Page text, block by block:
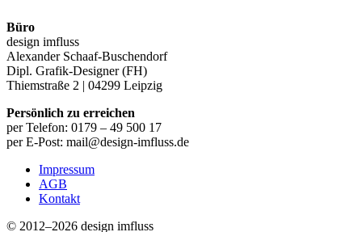
Büro
design imfluss
Alexander Schaaf-Buschendorf
Dipl. Grafik-Designer (FH)
Thiemstraße 2 | 04299 Leipzig
Persönlich zu erreichen
per Telefon: 0179 – 49 500 17
per E-Post: mail@design-imfluss.de
Impressum
AGB
Kontakt
© 2012–2026 design imfluss